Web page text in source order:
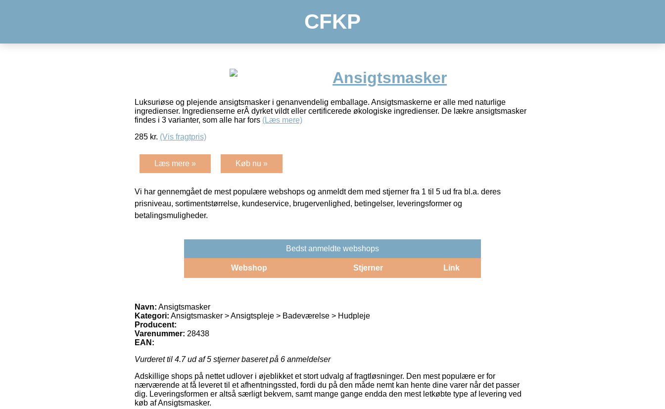
CFKP
Ansigtsmasker
Luksuriøse og plejende ansigtsmasker i genanvendelig emballage. Ansigtsmaskerne er alle med naturlige
ingredienser. Ingredienserne erÂ dyrket vildt eller certificerede økologiske ingredienser. De lækre ansigtsmasker
findes i 3 varianter, som alle har fors (Læs mere)
285 kr. (Vis fragtpris)
Læs mere » Køb nu »
Vi har gennemgået de mest populære webshops og anmeldt dem med stjerner fra 1 til 5 ud fra bl.a. deres
prisniveau, sortimentstørrelse, kundeservice, brugervenlighed, betingelser, leveringsformer og
betalingsmuligheder.
Bedst anmeldte webshops
Webshop Stjerner Link
Navn: Ansigtsmasker
Kategori: Ansigtsmasker > Ansigtspleje > Badeværelse > Hudpleje
Producent:
Varenummer: 28438
EAN:
Vurderet til 4.7ud af 5 stjerner baseret på 6 anmeldelser
Adskillige shops på nettet udlover i øjeblikket et stort udvalg af fragtløsninger. Den mest populære er for
nærværende at få leveret til et afhentningssted, fordi du på den måde nemt kan hente dine varer når det passer
dig. Leveringsformen er altså særligt bekvem, samt mange gange endda den mest letkøbte type af levering ved
køb af Ansigtsmasker.